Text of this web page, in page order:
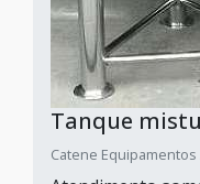
Tanque
Catene Equipamentos